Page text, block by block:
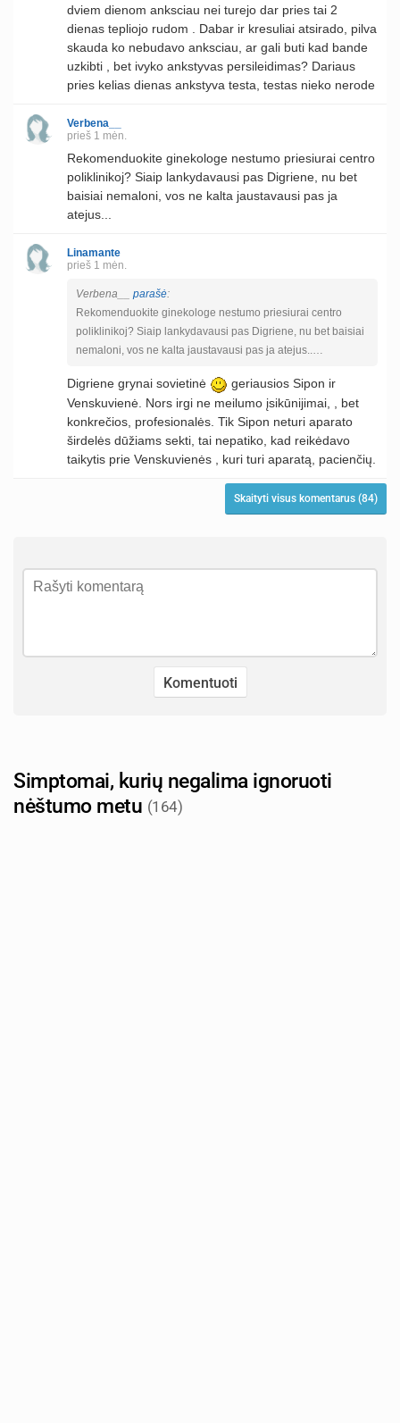
dviem dienom anksciau nei turejo dar pries tai 2
dienas tepliojo rudom . Dabar ir kresuliai atsirado, pilva
skauda ko nebudavo anksciau, ar gali buti kad bande
uzkibti , bet ivyko ankstyvas persileidimas? Dariaus
pries kelias dienas ankstyva testa, testas nieko nerode
Verbena__
prieš 1 mėn.
Rekomenduokite ginekologe nestumo priesiurai centro
poliklinikoj? Siaip lankydavausi pas Digriene, nu bet
baisiai nemaloni, vos ne kalta jaustavausi pas ja
atejus...
Linamante
prieš 1 mėn.
Verbena__ parašė:
Rekomenduokite ginekologe nestumo priesiurai centro
poliklinikoj? Siaip lankydavausi pas Digriene, nu bet baisiai
nemaloni, vos ne kalta jaustavausi pas ja atejus..…
Digriene grynai sovietinė
geriausios Sipon ir
Venskuvienė. Nors irgi ne meilumo įsikūnijimai, , bet
konkrečios, profesionalės. Tik Sipon neturi aparato
širdelės dūžiams sekti, tai nepatiko, kad reikėdavo
taikytis prie Venskuvienės , kuri turi aparatą, pacienčių.
Skaityti visus komentarus (84)
Simptomai, kurių negalima ignoruoti
nėštumo metu (164)